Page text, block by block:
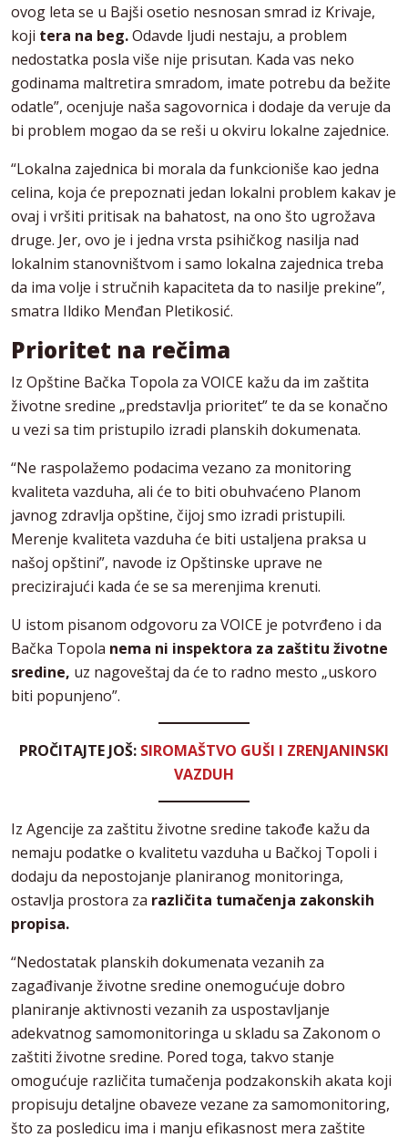
ovog leta se u Bajši osetio nesnosan smrad iz Krivaje,
koji tera na beg.Odavde ljudi nestaju, a problem
nedostatka posla više nije prisutan. Kada vas neko
godinama maltretira smradom, imate potrebu da bežite
odatle”, ocenjuje naša sagovornica i dodaje da veruje da
bi problem mogao da se reši u okviru lokalne zajednice.
“Lokalna zajednica bi morala da funkcioniše kao jedna
celina, koja će prepoznati jedan lokalni problem kakav je
ovaj i vršiti pritisak na bahatost, na ono što ugrožava
druge. Jer, ovo je i jedna vrsta psihičkog nasilja nad
lokalnim stanovništvom i samo lokalna zajednica treba
da ima volje i stručnih kapaciteta da to nasilje prekine”,
smatra Ildiko Menđan Pletikosić.
Prioritet na rečima
Iz Opštine Bačka Topola za VOICE kažu da im zaštita
životne sredine „predstavlja prioritet” te da se konačno
u vezi sa tim pristupilo izradi planskih dokumenata.
“Ne raspolažemo podacima vezano za monitoring
kvaliteta vazduha, ali će to biti obuhvaćeno Planom
javnog zdravlja opštine, čijoj smo izradi pristupili.
Merenje kvaliteta vazduha će biti ustaljena praksa u
našoj opštini”, navode iz Opštinske uprave ne
precizirajući kada će se sa merenjima krenuti.
U istom pisanom odgovoru za VOICE je potvrđeno i da
Bačka Topola nema ni inspektora za zaštitu životne
sredine, uz nagoveštaj da će to radno mesto „uskoro
biti popunjeno”.
PROČITAJTE JOŠ: SIROMAŠTVO GUŠI I ZRENJANINSKI
VAZDUH
Iz Agencije za zaštitu životne sredine takođe kažu da
nemaju podatke o kvalitetu vazduha u Bačkoj Topoli i
dodaju da nepostojanje planiranog monitoringa,
ostavlja prostora za različita tumačenja zakonskih
propisa.
“Nedostatak planskih dokumenata vezanih za
zagađivanje životne sredine onemogućuje dobro
planiranje aktivnosti vezanih za uspostavljanje
adekvatnog samomonitoringa u skladu sa Zakonom o
zaštiti životne sredine. Pored toga, takvo stanje
omogućuje različita tumačenja podzakonskih akata koji
propisuju detaljne obaveze vezane za samomonitoring,
što za posledicu ima i manju efikasnost mera zaštite